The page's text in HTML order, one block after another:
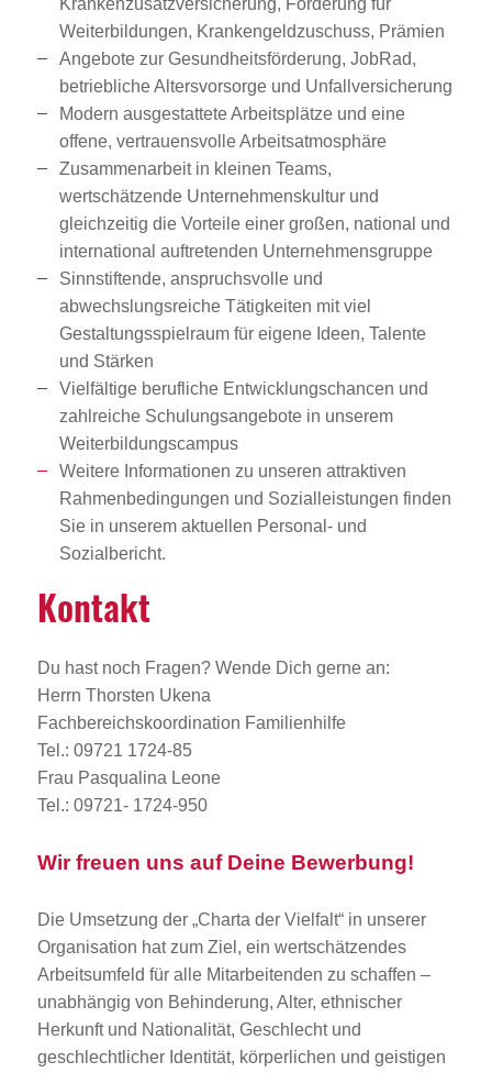
Weiterbildungen, Krankengeldzuschuss, Prämien
Angebote zur Gesundheitsförderung, JobRad,
betriebliche Altersvorsorge und Unfallversicherung
Modern ausgestattete Arbeitsplätze und eine
offene, vertrauensvolle Arbeitsatmosphäre
Zusammenarbeit in kleinen Teams,
wertschätzende Unternehmenskultur und
gleichzeitig die Vorteile einer großen, national und
international auftretenden Unternehmensgruppe
Sinnstiftende, anspruchsvolle und
abwechslungsreiche Tätigkeiten mit viel
Gestaltungsspielraum für eigene Ideen, Talente
und Stärken
Vielfältige berufliche Entwicklungschancen und
zahlreiche Schulungsangebote in unserem
Weiterbildungscampus
Weitere Informationen zu unseren attraktiven
Rahmenbedingungen und Sozialleistungen finden
Sie in unserem aktuellen Personal- und
Sozialbericht.
Kontakt
Du hast noch Fragen? Wende Dich gerne an:
Herrn Thorsten Ukena
Fachbereichskoordination Familienhilfe
Tel.: 09721 1724-85
Frau Pasqualina Leone
Tel.: 09721- 1724-950
Wir freuen uns auf Deine Bewerbung!
Die Umsetzung der „Charta der Vielfalt“ in unserer
Organisation hat zum Ziel, ein wertschätzendes
Arbeitsumfeld für alle Mitarbeitenden zu schaffen –
unabhängig von Behinderung, Alter, ethnischer
Herkunft und Nationalität, Geschlecht und
geschlechtlicher Identität, körperlichen und geistigen